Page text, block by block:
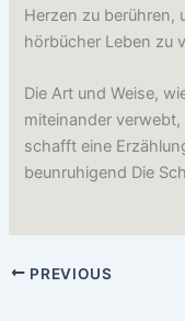
Herzen zu berühren,
hörbücher Leben zu
Die Art und Weise,
miteinander
schafft eine
beunruhigend Die
PREVIOUS